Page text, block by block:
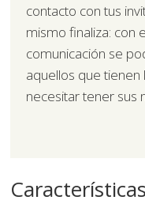
contacto con tus
mismo finaliza: con
comunicación se
aquellos que tienen
necesitar tener sus